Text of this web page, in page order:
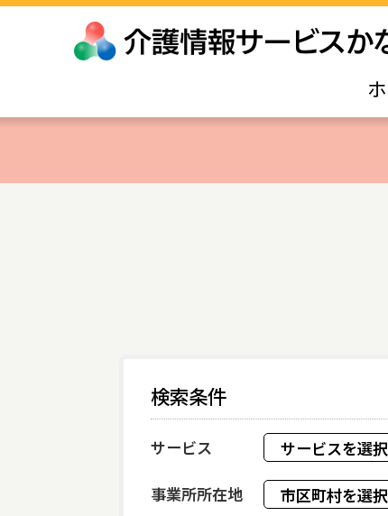
検索条件
サービス サービスを選択
事業所所在地
市区町村を選択